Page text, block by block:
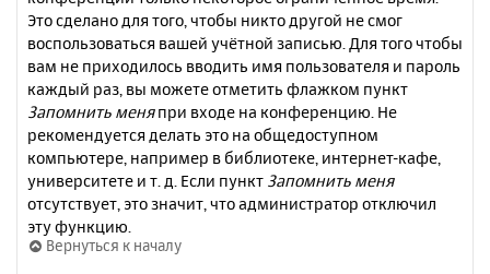
Это сделано для того, чтобы никто другой не смог
воспользоваться вашей учётной записью. Для того чтобы
вам не приходилось вводить имя пользователя и пароль
каждый раз, вы можете отметить флажком пункт
Запомнить меняпри входе на конференцию. Не
рекомендуется делать это на общедоступном
компьютере, например в библиотеке, интернет-кафе,
университете и т. д. Если пункт Запомнить меня
отсутствует, это значит, что администратор отключил
эту функцию.
Вернуться к началу